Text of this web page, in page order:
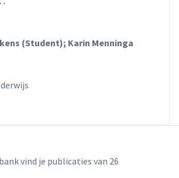
van een pilot.
(Student); Karin Menninga
vind je publicaties van 26